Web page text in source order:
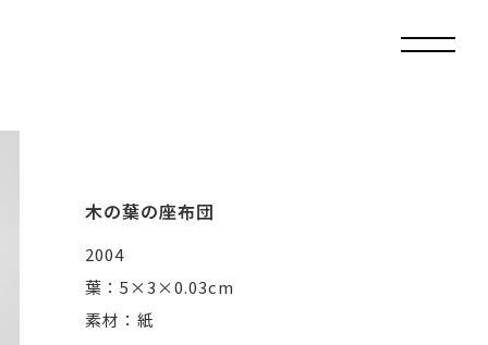
木の葉の座布団
2004
葉：5×3×0.03cm
素材：紙